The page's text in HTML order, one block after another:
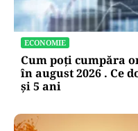
ECONOMIE
Cum poți cumpăra
în august 2026 . Ce
și 5 ani